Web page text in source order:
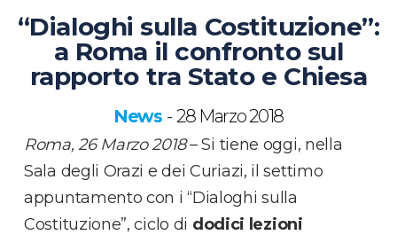
“Dialoghi sulla Costituzione”:
a Roma il confronto sul
rapporto tra Stato e Chiesa
News - 28 Marzo 2018
Roma, 26 Marzo 2018– Si tiene oggi, nella
Sala degli Orazi e dei Curiazi, il settimo
appuntamento con i “Dialoghi sulla
Costituzione”, ciclo di dodici lezioni